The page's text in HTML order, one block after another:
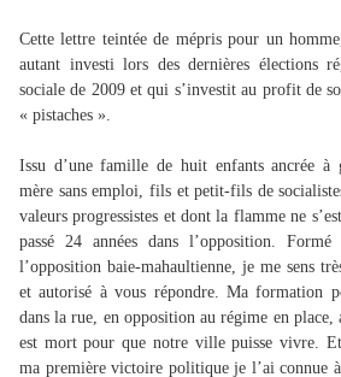
Cette lettre teintée de mépris pour un
autant investi lors des dernières élections
sociale de 2009 et qui s’investit au profit de
« pistaches ».
Issu d’une famille de huit enfants ancrée à
mère sans emploi, fils et petit-fils de
valeurs progressistes et dont la flamme ne
passé 24 années dans l’opposition.
l’opposition baie-mahaultienne, je me sens
et autorisé à vous répondre. Ma formation
dans la rue, en opposition au régime en place,
est mort pour que notre ville puisse vivre.
ma première victoire politique je l’ai connue